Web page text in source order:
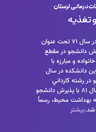
درمانی لرستان
تغذیه
دانشكده بهداشت و تغذيه در سال 71 تحت عنوان
دانشجو در مقطع
و مبارزه با
دانشكده در سال
در رشته كارداني
بهداشت محيط كرده و در سال 81 با پذيرش دانشجو
بهداشت محيط، رسماً
شد.بیشتر